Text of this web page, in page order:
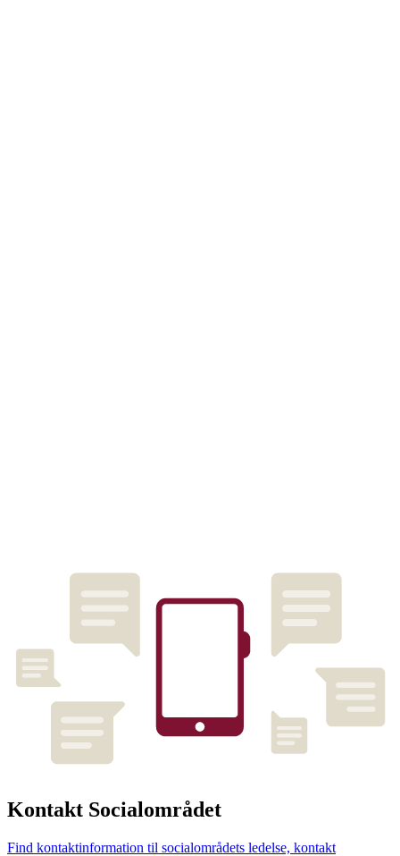
Kontakt Socialområdet
Find kontaktinformation til socialområdets ledelse, kontakt